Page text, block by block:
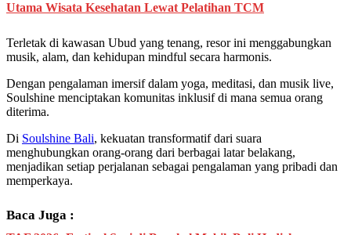
Utama Wisata Kesehatan Lewat Pelatihan TCM
Terletak di kawasan Ubud yang tenang, resor ini menggabungkan
musik, alam, dan kehidupan mindful secara harmonis.
Dengan pengalaman imersif dalam yoga, meditasi, dan musik live,
Soulshine menciptakan komunitas inklusif di mana semua orang
diterima.
Di Soulshine Bali, kekuatan transformatif dari suara
menghubungkan orang-orang dari berbagai latar belakang,
menjadikan setiap perjalanan sebagai pengalaman yang pribadi dan
memperkaya.
Baca Juga :